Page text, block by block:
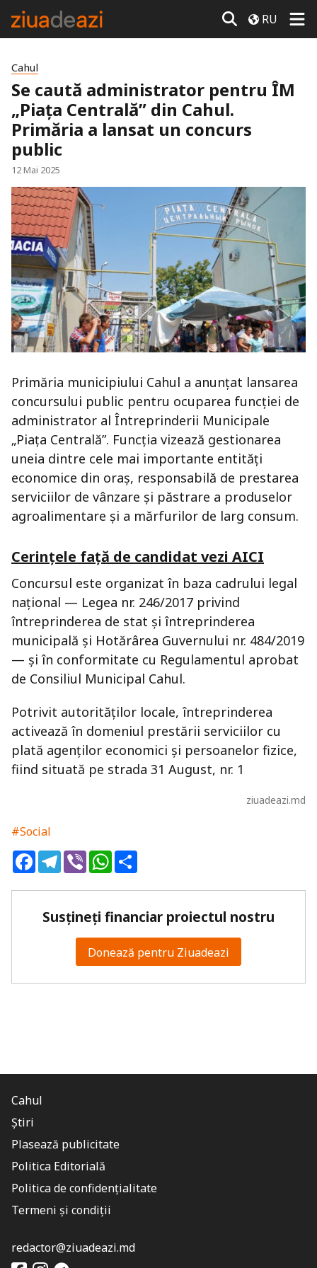
RU
Cahul
Se caută administrator pentru ÎM
„Piața Centrală” din Cahul.
Primăria a lansat un concurs
public
12 Mai 2025
Primăria municipiului Cahul a anunțat lansarea
concursului public pentru ocuparea funcției de
administrator al Întreprinderii Municipale
„Piața Centrală”. Funcția vizează gestionarea
uneia dintre cele mai importante entități
economice din oraș, responsabilă de prestarea
serviciilor de vânzare și păstrare a produselor
agroalimentare și a mărfurilor de larg consum.
Cerințele față de candidat vezi AICI
Concursul este organizat în baza cadrului legal
național — Legea nr. 246/2017 privind
întreprinderea de stat și întreprinderea
municipală și Hotărârea Guvernului nr. 484/2019
— și în conformitate cu Regulamentul aprobat
de Consiliul Municipal Cahul.
Potrivit autorităților locale, întreprinderea
activează în domeniul prestării serviciilor cu
plată agenților economici și persoanelor fizice,
fiind situată pe strada 31 August, nr. 1
ziuadeazi.md
#Social
FacebookTelegram
ViberWhatsApp
Susțineți financiar proiectul nostru
Donează pentru Ziuadeazi
Cahul
Știri
Plasează publicitate
Politica Editorială
Politica de confidențialitate
Termeni și condiții
redactor@ziuadeazi.md